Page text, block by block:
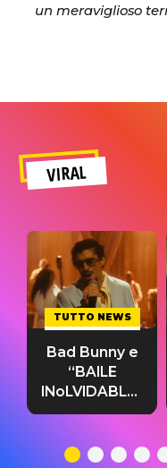
un meraviglioso
VIRAL
TUTTO NEWS
Bad Bunny e
“BAILE
INoLVIDABLE”:
testo,
significato